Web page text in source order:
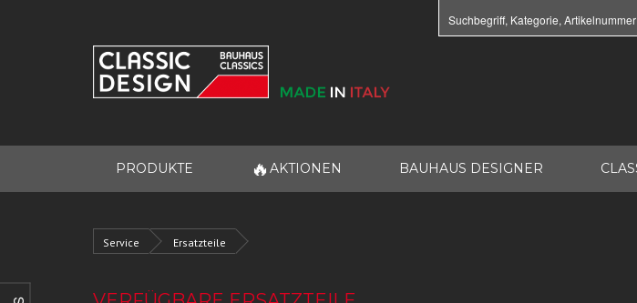
PRODUKTE 🔥 AKTIONEN BAUHAUS DESIGNER
Service Ersatzteile